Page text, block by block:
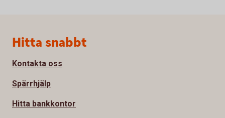
Sidfot
Hitta snabbt
Kontakta oss
Spärrhjälp
Hitta bankkontor